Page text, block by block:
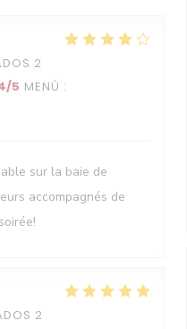
2
/5 MENÚ :
sur la baie de
accompagnés de
2